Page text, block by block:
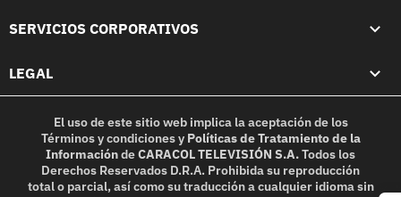
SERVICIOS CORPORATIVOS
LEGAL
El uso de este sitio web implica la aceptación de los
Términos y condicionesy Políticas de Tratamiento de la
InformacióndeCARACOL TELEVISIÓN S.A.Todos los
Derechos Reservados D.R.A. Prohibida su reproducción
total o parcial, así como su traducción a cualquier idioma sin